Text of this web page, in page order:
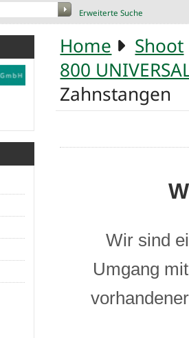
Erweiterte Suche
Home
Shoot
800
Zahnstangen
Wir sind
Umgang